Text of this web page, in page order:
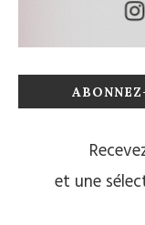
et une